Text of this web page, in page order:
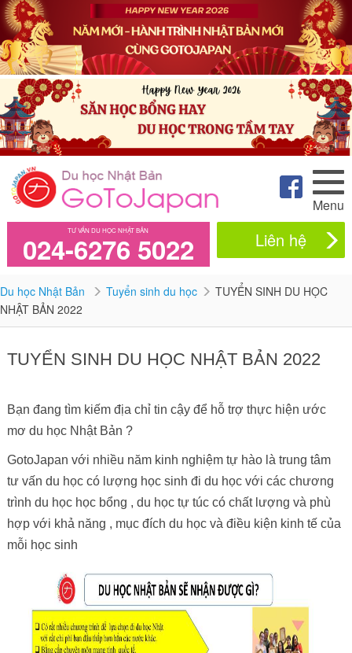
Menu
TƯ VẤN DU HỌC NHẬT BẢN
024-6276 5022 Liên hệ
Du học Nhật Bản Tuyển sinh du học
TUYỂN SINH DU HỌC
NHẬT BẢN 2022
TUYỂN SINH DU HỌC NHẬT BẢN 2022
Bạn đang tìm kiếm địa chỉ tin cậy để hỗ trợ thực hiện ước
mơ du học Nhật Bản ?
GotoJapan với nhiều năm kinh nghiệm tự hào là trung tâm
tư vấn du học có lượng học sinh đi du học với các chương
trình du học học bổng , du học tự túc có chất lượng và phù
hợp với khả năng , mục đích du học và điều kiện kinh tế của
mỗi học sinh